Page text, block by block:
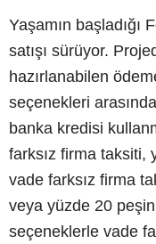
Yaşamın başladığı
satışı sürüyor.
hazırlanabilen
seçenekleri
banka kredisi
farksız firma taksiti,
vade farksız firma
veya yüzde 20
seçeneklerle vade